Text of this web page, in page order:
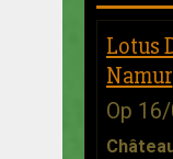
Lotus
Namur
Op